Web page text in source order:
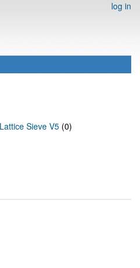
log in
Sieve V5 (0)